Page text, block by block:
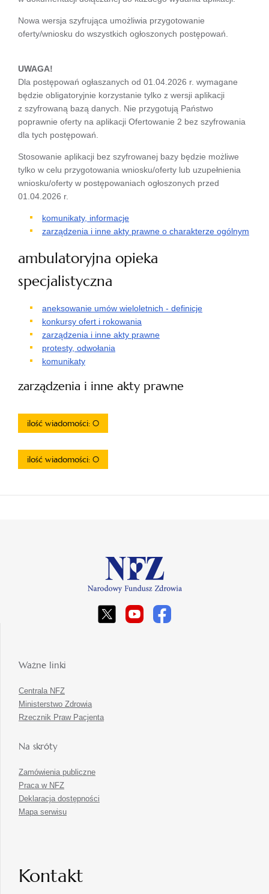
Nowa wersja szyfrująca umożliwia przygotowanie
oferty/wniosku do wszystkich ogłoszonych postępowań.
UWAGA!
Dla postępowań ogłaszanych od 01.04.2026 r. wymagane
będzie obligatoryjnie korzystanie tylko z wersji aplikacji
z szyfrowaną bazą danych. Nie przygotują Państwo
poprawnie oferty na aplikacji Ofertowanie 2 bez szyfrowania
dla tych postępowań.
Stosowanie aplikacji bez szyfrowanej bazy będzie możliwe
tylko w celu przygotowania wniosku/oferty lub uzupełnienia
wniosku/oferty w postępowaniach ogłoszonych przed
01.04.2026 r.
komunikaty, informacje
zarządzenia i inne akty prawne o charakterze ogólnym
ambulatoryjna opieka
specjalistyczna
aneksowanie umów wieloletnich - definicje
konkursy ofert i rokowania
zarządzenia i inne akty prawne
protesty, odwołania
komunikaty
zarządzenia i inne akty prawne
ilość wiadomości: 0
ilość wiadomości: 0
Ważne linki
Centrala NFZ
Ministerstwo Zdrowia
Rzecznik Praw Pacjenta
Na skróty
Zamówienia publiczne
Praca w NFZ
Deklaracja dostępności
Mapa serwisu
Kontakt